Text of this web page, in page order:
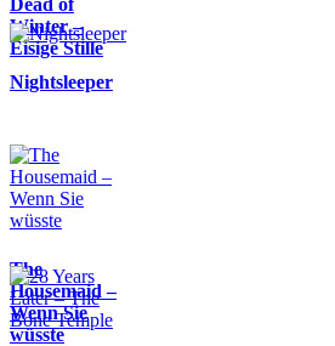
Winter –
Eisige Stille
Nightsleeper
The
Housemaid –
Wenn Sie
wüsste